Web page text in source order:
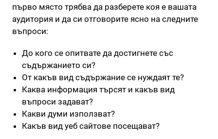
първо място трябва да разберете коя е вашата
аудитория и да си отговорите ясно на следните
въпроси:
До кого се опитвате да достигнете със
съдържанието си?
От какъв вид съдържание се нуждаят те?
Каква информация търсят и какъв вид
въпроси задават?
Какви думи използват?
Какъв вид уеб сайтове посещават?